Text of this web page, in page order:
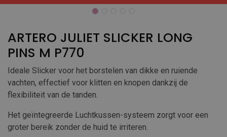
ARTERO JULIET SLICKER LONG
PINS M P770
Ideale Slicker voor het borstelen van dikke en ruiende
vachten, effectief voor klitten en knopen dankzij de
flexibiliteit van de tanden.
Het geïntegreerde Luchtkussen-systeem zorgt voor een
groter bereik zonder de huid te irriteren.